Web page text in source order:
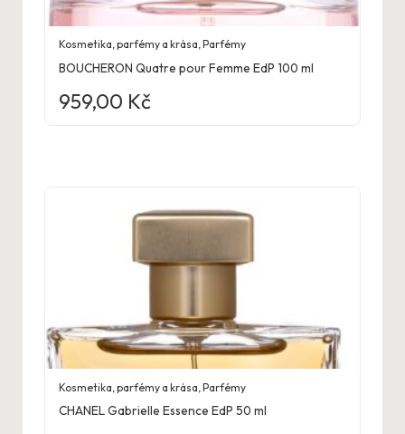
Kosmetika, parfémy a krása,Parfémy
BOUCHERON Quatre pour Femme EdP 100 ml
959,00 Kč
Kosmetika, parfémy a krása ,Parfémy
CHANEL Gabrielle Essence EdP 50 ml